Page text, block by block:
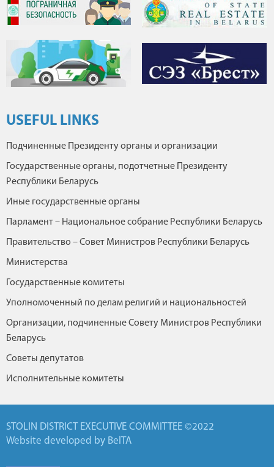
USEFUL LINKS
Подчиненные Президенту органы и организации
Государственные органы, подотчетные Президенту
Республики Беларусь
Иные государственные органы
Парламент – Национальное собрание Республики Беларусь
Правительство – Совет Министров Республики Беларусь
Министерства
Государственные комитеты
Уполномоченный по делам религий и национальностей
Организации, подчиненные Совету Министров Республики
Беларусь
Советы депутатов
Исполнительные комитеты
STOLIN DISTRICT EXECUTIVE COMMITTEE ©2022
Website developed by BelTA